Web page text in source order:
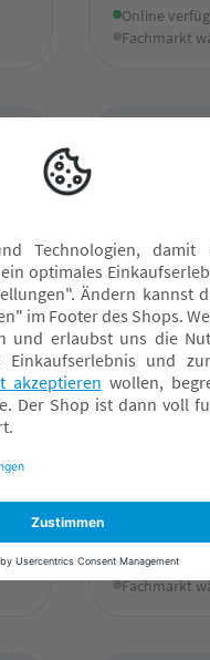
Online
Fachmarkt
STOKKE
Online
Fachmarkt